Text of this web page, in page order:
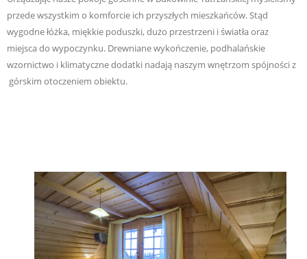
przede wszystkim o komforcie ich przyszłych mieszkańców. Stąd
wygodne łóżka, miękkie poduszki, dużo przestrzeni i światła oraz
miejsca do wypoczynku. Drewniane wykończenie, podhalańskie
wzornictwo i klimatyczne dodatki nadają naszym wnętrzom spójności z
górskim otoczeniem obiektu.